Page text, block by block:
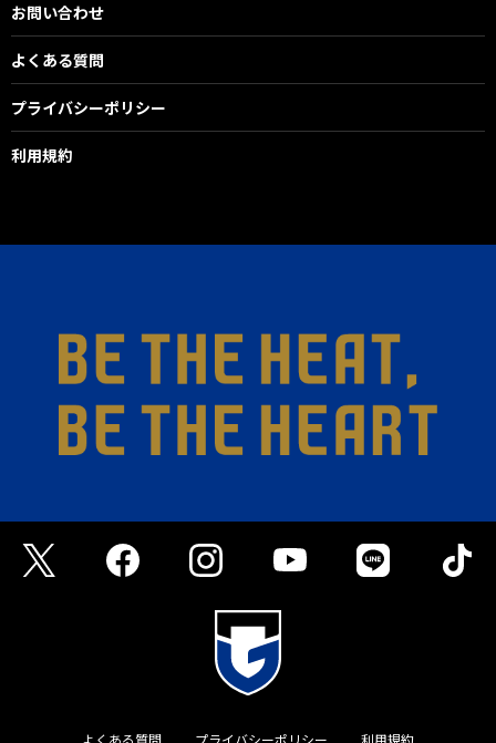
お問い合わせ
よくある質問
プライバシーポリシー
利用規約
よくある質問 プライバシーポリシー 利用規約